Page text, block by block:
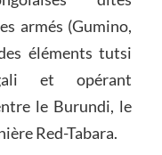
armés (Gumino,
éléments tutsi
et opérant
le Burundi, le
Red-Tabara.